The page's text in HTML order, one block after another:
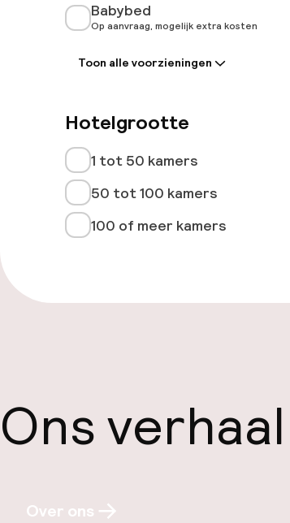
Babybed
Op aanvraag, mogelijk extra kosten
Toon alle voorzieningen
Hotelgrootte
1 tot 50 kamers
50 tot 100 kamers
100 of meer kamers
Ons verhaal
Over ons